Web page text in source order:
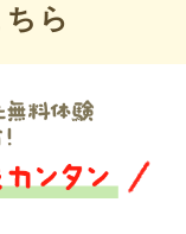
ら